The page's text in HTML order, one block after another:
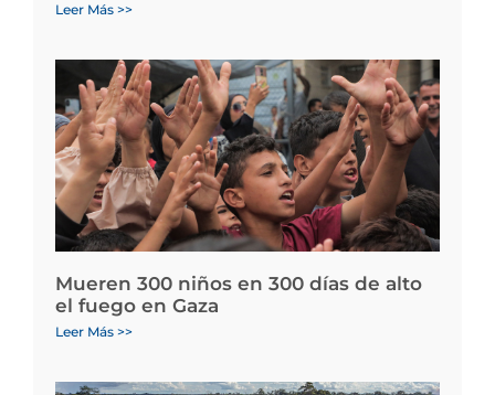
Leer Más >>
Mueren 300 niños en 300 días de alto
el fuego en Gaza
Leer Más >>